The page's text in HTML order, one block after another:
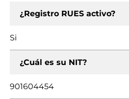
¿Registro RUES activo?
Si
¿Cuál es su NIT?
901604454